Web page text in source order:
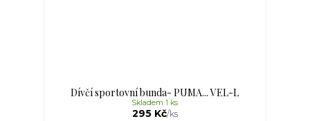
Dívčí sportovní bunda- PUMA... VEL-L
295 Kč/ks
Skladem 1 ks